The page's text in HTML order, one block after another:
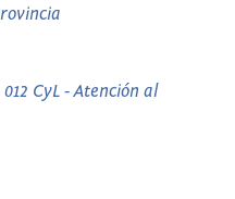
CyL - Atención al